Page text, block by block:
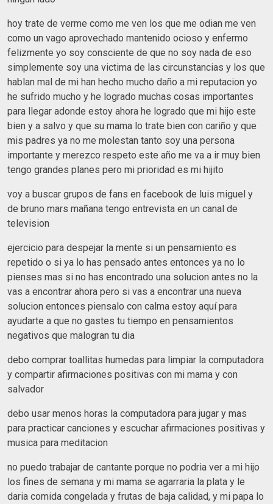
hoy trate de verme como me ven los que me odian me ven
como un vago aprovechado mantenido ocioso y enfermo
felizmente yo soy consciente de que no soy nada de eso
simplemente soy una victima de las circunstancias y los que
hablan mal de mi han hecho mucho daño a mi reputacion yo
he sufrido mucho y he logrado muchas cosas importantes
para llegar adonde estoy ahora he logrado que mi hijo este
bien y a salvo y que su mama lo trate bien con cariño y que
mis padres ya no me molestan tanto soy una persona
importante y merezco respeto este año me va a ir muy bien
tengo grandes planes pero mi prioridad es mi hijito
voy a buscar grupos de fans en facebook de luis miguel y
de bruno mars mañana tengo entrevista en un canal de
television
ejercicio para despejar la mente si un pensamiento es
repetido o si ya lo has pensado antes entonces ya no lo
pienses mas si no has encontrado una solucion antes no la
vas a encontrar ahora pero si vas a encontrar una nueva
solucion entonces piensalo con calma estoy aquí para
ayudarte a que no gastes tu tiempo en pensamientos
negativos que malogran tu dia
debo comprar toallitas humedas para limpiar la computadora
y compartir afirmaciones positivas con mi mama y con
salvador
debo usar menos horas la computadora para jugar y mas
para practicar canciones y escuchar afirmaciones positivas y
musica para meditacion
no puedo trabajar de cantante porque no podria ver a mi hijo
los fines de semana y mi mama se agarraria la plata y le
daria comida congelada y frutas de baja calidad, y mi papa lo